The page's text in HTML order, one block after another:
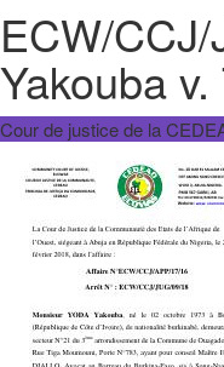
ECW/
Yakouba v.
Cour de justice de la